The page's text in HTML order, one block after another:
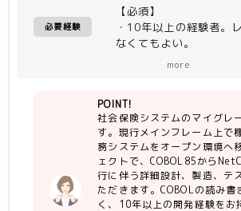
・詳細設計、製造、テス
必要経験
【必須】
・10年以上の経験者。
なくてもよい。
more
POINT!
社会保険システムのマイグレ
す。現行メインフレーム上で
務システムをオープン環境へ
ェクトで、COBOL85から
行に伴う詳細設計、製造、テ
ただきます。COBOLの読み書
く、10年以上の開発経験をお